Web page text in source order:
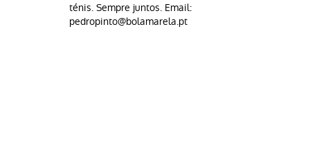
ténis. Sempre juntos. Email:
pedropinto@bolamarela.pt